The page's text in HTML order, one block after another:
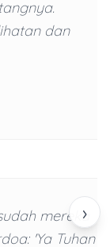
›
dan
mereka
'Ya Tuhan